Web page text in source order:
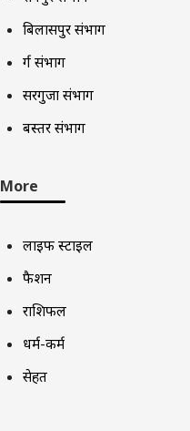
बिलासपुर संभाग
दुर्ग संभाग
सरगुजा संभाग
बस्तर संभाग
More
लाइफ स्टाइल
फैशन
राशिफल
धर्म-कर्म
सेहत